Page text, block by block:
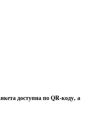
доступна по QR-коду, а